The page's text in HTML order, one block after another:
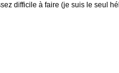
difficile à faire (je suis le seul